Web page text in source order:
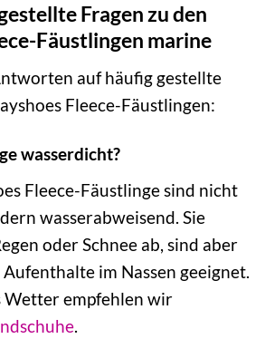
Fragen zu den
Fäustlingen marine
auf häufig gestellte
Fleece-Fäustlingen:
wasserdicht?
Fleece-Fäustlinge sind nicht
wasserabweisend. Sie
oder Schnee ab, sind aber
im Nassen geeignet.
Wetter empfehlen wir
.